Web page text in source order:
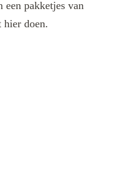
pakketjes van
doen.